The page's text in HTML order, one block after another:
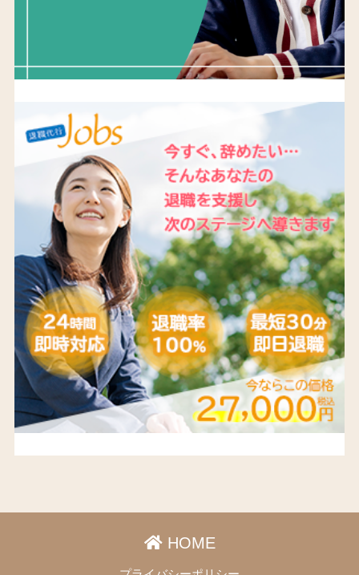
HOME